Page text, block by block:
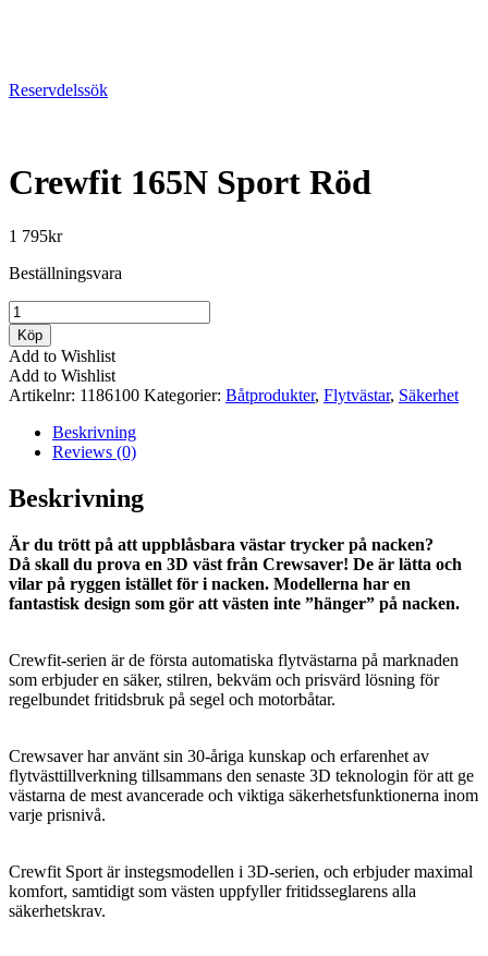
Reservdelssök
Crewfit 165N Sport Röd
1 795kr
Beställningsvara
Crewfit
165N
Sport
Röd
mängd
Köp
Add to Wishlist
Add to Wishlist
Artikelnr: 1186100 Kategorier: Båtprodukter, Flytvästar, Säkerhet
Beskrivning
Reviews (0)
Beskrivning
Är du trött på att uppblåsbara västar trycker på nacken?
Då skall du prova en 3D väst från Crewsaver! De är lätta och
vilar på ryggen istället för i nacken. Modellerna har en
fantastisk design som gör att västen inte ”hänger” på nacken.
Crewfit-serien är de första automatiska flytvästarna på marknaden
som erbjuder en säker, stilren, bekväm och prisvärd lösning för
regelbundet fritidsbruk på segel och motorbåtar.
Crewsaver har använt sin 30-åriga kunskap och erfarenhet av
flytvästtillverkning tillsammans den senaste 3D teknologin för att ge
västarna de mest avancerade och viktiga säkerhetsfunktionerna inom
varje prisnivå.
Crewfit Sport är instegsmodellen i 3D-serien, och erbjuder maximal
komfort, samtidigt som västen uppfyller fritidsseglarens alla
säkerhetskrav.